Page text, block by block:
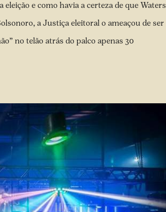
e como havia a certeza de que Waters
a Justiça eleitoral o ameaçou de ser
no telão atrás do palco apenas 30